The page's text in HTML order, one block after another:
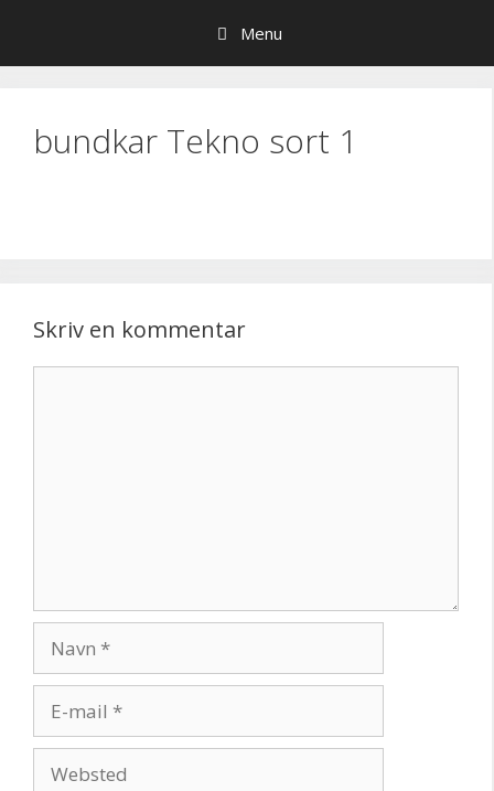
indhold
Menu
bundkar Tekno sort 1
Skriv en kommentar
mail